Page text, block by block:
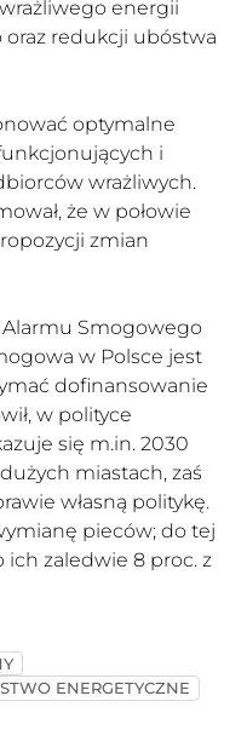
energii
redukcji ubóstwa
optymalne
i
wrażliwych.
że w połowie
zmian
Alarmu Smogowego
w Polsce jest
dofinansowanie
w polityce
się m.in. 2030
miastach, zaś
własną politykę.
pieców; do tej
ich zaledwie 8 proc. z
ENERGETYCZNE